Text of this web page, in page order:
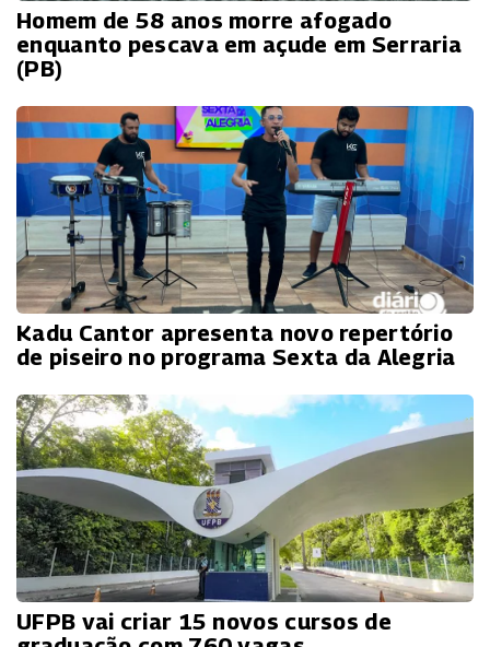
Homem de 58 anos morre afogado
enquanto pescava em açude em Serraria
(PB)
Kadu Cantor apresenta novo repertório
de piseiro no programa Sexta da Alegria
UFPB vai criar 15 novos cursos de